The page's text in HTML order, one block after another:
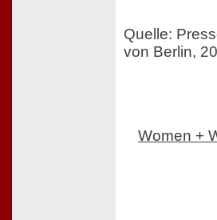
Quelle:
von Berlin,
Women +